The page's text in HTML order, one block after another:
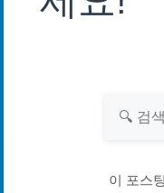
이 포스